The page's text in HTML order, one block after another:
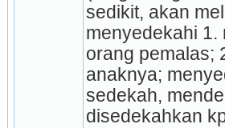
sedikit, akan
menyedekahi 1.
orang pemalas;
anaknya;
sedekah,
disedekahkan